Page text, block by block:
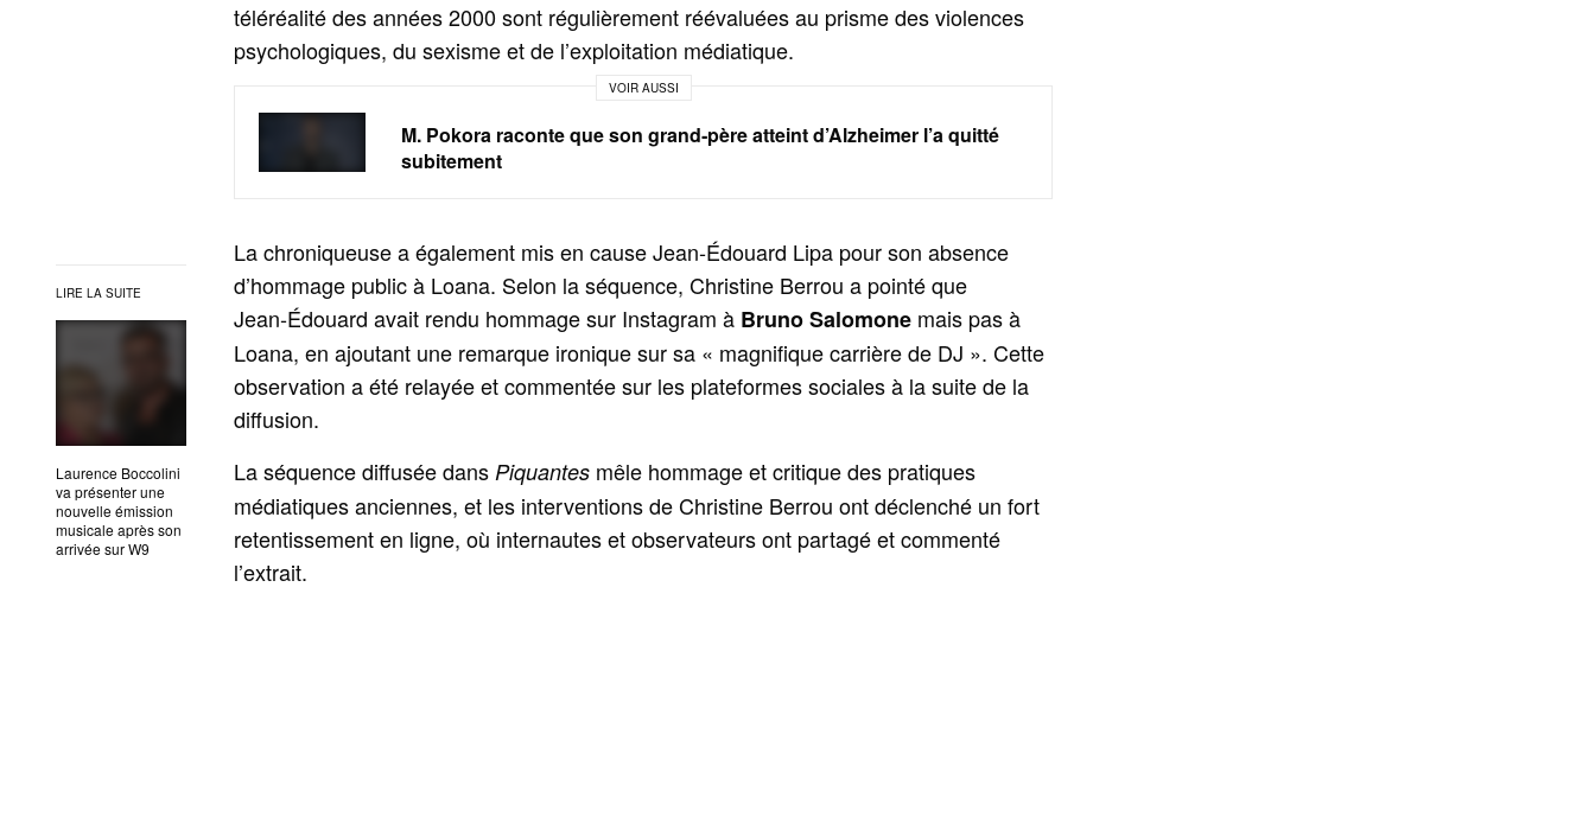
LIRE LA SUITE
Laurence Boccolini
va présenter une
nouvelle émission
musicale après son
arrivée sur W9
téléréalité des années 2000 sont régulièrement réévaluées au prisme des violences
psychologiques, du sexisme et de l’exploitation médiatique.
VOIR AUSSI
M. Pokora raconte que son grand‑père atteint d’Alzheimer l’a quitté
subitement
La chroniqueuse a également mis en cause Jean‑Édouard Lipa pour son absence
d’hommage public à Loana. Selon la séquence, Christine Berrou a pointé que
Jean‑Édouard avait rendu hommage sur Instagram à Bruno Salomone mais pas à
Loana, en ajoutant une remarque ironique sur sa « magnifique carrière de DJ ». Cette
observation a été relayée et commentée sur les plateformes sociales à la suite de la
diffusion.
La séquence diffusée dans Piquantes mêle hommage et critique des pratiques
médiatiques anciennes, et les interventions de Christine Berrou ont déclenché un fort
retentissement en ligne, où internautes et observateurs ont partagé et commenté
l’extrait.